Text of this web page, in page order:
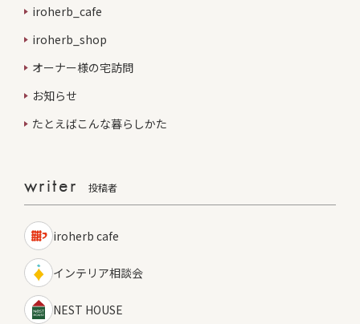
iroherb_cafe
iroherb_shop
オーナー様の宅訪問
お知らせ
たとえばこんな暮らしかた
writer 投稿者
iroherb cafe
インテリア相談会
NEST HOUSE